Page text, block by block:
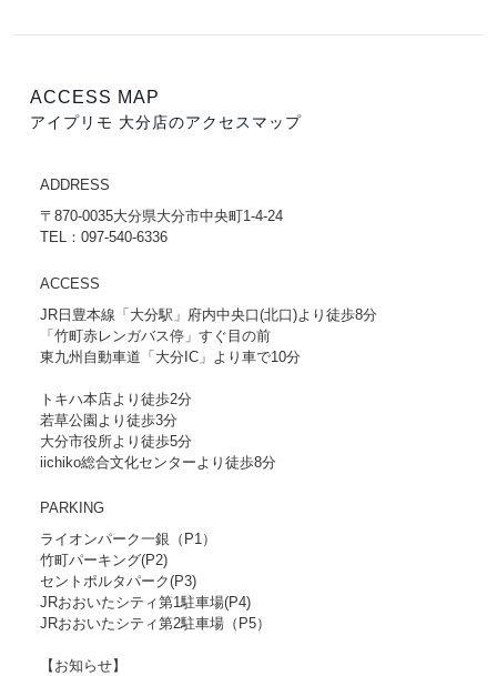
ACCESS MAP
アイプリモ 大分店のアクセスマップ
ADDRESS
〒870-0035大分県大分市中央町1-4-24
TEL：097-540-6336
ACCESS
JR日豊本線「大分駅」府内中央口(北口)より徒歩8分
「竹町赤レンガバス停」すぐ目の前
東九州自動車道「大分IC」より車で10分
トキハ本店より徒歩2分
若草公園より徒歩3分
大分市役所より徒歩5分
iichiko総合文化センターより徒歩8分
PARKING
ライオンパーク一銀（P1）
竹町パーキング(P2)
セントポルタパーク(P3)
JRおおいたシティ第1駐車場(P4)
JRおおいたシティ第2駐車場（P5）
【お知らせ】